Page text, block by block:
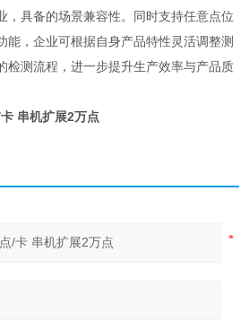
，具备的场景兼容性。同时支持任意点位
能，企业可根据自身产品特性灵活调整测
检测流程，进一步提升生产效率与产品质
串机扩展2万点